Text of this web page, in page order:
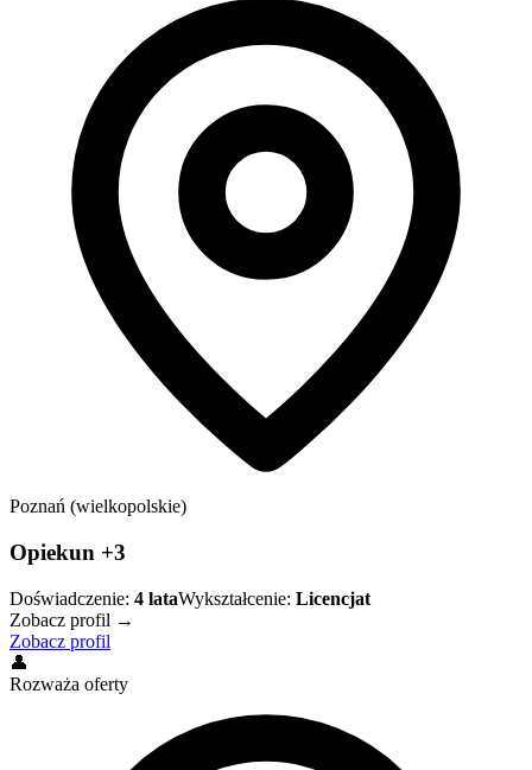
Poznań (wielkopolskie)
Opiekun +3
Doświadczenie: 4 lataWykształcenie: Licencjat
Zobacz profil →
Zobacz profil
👤
Rozważa oferty